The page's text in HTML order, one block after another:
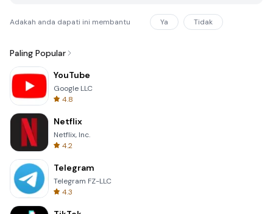
Adakah anda dapati ini membantu Ya Tidak
Paling Popular
YouTube
Google LLC
4.8
Netflix
Netflix, Inc.
4.2
Telegram
Telegram FZ-LLC
4.3